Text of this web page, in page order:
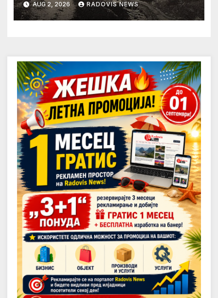
AUG 2, 2026 RADOVIS NEWS